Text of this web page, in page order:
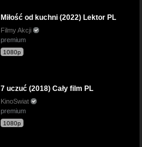
Miłość od kuchni (2022) Lektor PL
Filmy Akcji
premium
1080p
7 uczuć (2018) Cały film PL
KinoSwiat
premium
1080p